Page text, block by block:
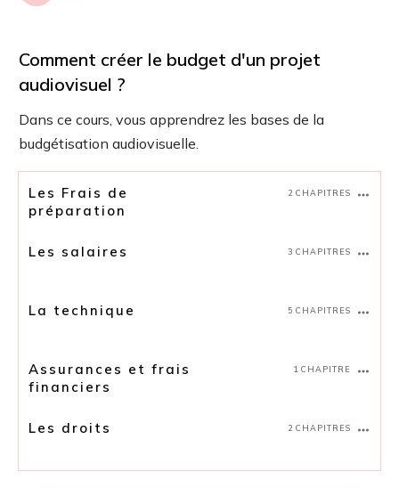
Comment créer le budget d'un projet
audiovisuel ?
Dans ce cours, vous apprendrez les bases de la
budgétisation audiovisuelle.
Les Frais de
préparation
2 CHAPITRES
Les salaires 3 CHAPITRES
La technique 5 CHAPITRES
Assurances et frais
financiers
1 CHAPITRE
Les droits 2 CHAPITRES